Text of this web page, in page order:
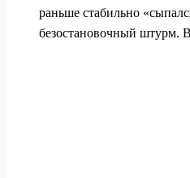
раньше стабильно
безостановочный штурм.